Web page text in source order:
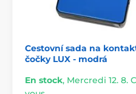
Cestovní sada na
čočky LUX - modrá
En stock, Mercredi 12. 8.